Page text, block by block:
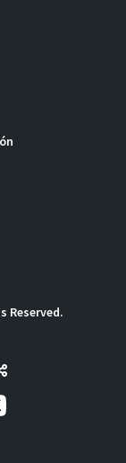
Reserved.